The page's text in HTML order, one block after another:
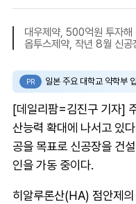
대우제약, 500억원 투자해
옵투스제약, 작년 8월 신
PR 일본 주요 대학교 약학부
[데일리팜=김진구 기자]
산능력 확대에 나서고 있
공을 목표로 신공장을 건
인을 가동 중이다.
히알루론산(HA) 점안제